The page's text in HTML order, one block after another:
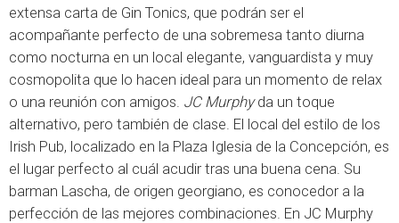
extensa carta de Gin Tonics, que podrán ser el
acompañante perfecto de una sobremesa tanto diurna
como nocturna en un local elegante, vanguardista y muy
cosmopolita que lo hacen ideal para un momento de relax
o una reunión con amigos. JC Murphyda un toque
alternativo, pero también de clase. El local del estilo de los
Irish Pub, localizado en la Plaza Iglesia de la Concepción, es
el lugar perfecto al cuál acudir tras una buena cena. Su
barman Lascha, de origen georgiano, es conocedor a la
perfección de las mejores combinaciones. En JC Murphy